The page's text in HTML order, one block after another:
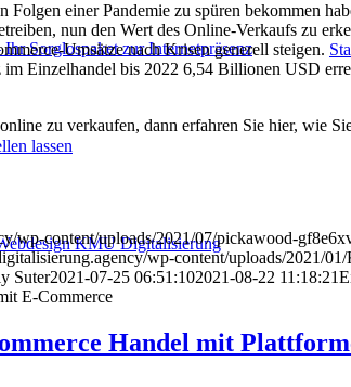
Ihr Sorglospaket zur Internetpräsenz
lassen
KMU Digitalisierung
Folgen einer Pandemie zu spüren bekommen
nun den Wert des Online-Verkaufs zu
Umsätze nach Krisen generell steigen.
Einzelhandel bis 2022 6,54 Billionen USD
zu verkaufen, dann erfahren Sie hier, wie
wp-content/uploads/2021/07/pickawood-
wp-content/uploads/2021/
Suter2021-07-25 06:51:102021-08-22 11:18:21
E-Commerce
Handel mit